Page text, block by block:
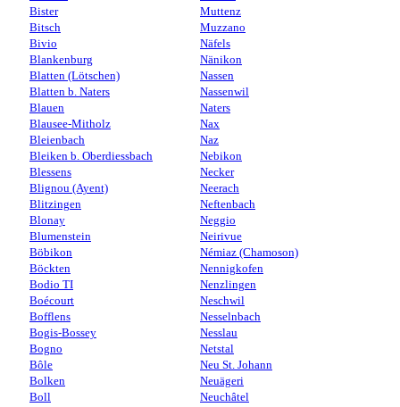
Bister
Bitsch
Bivio
Blankenburg
Blatten (Lötschen)
Blatten b. Naters
Blauen
Blausee-Mitholz
Bleienbach
Bleiken b. Oberdiessbach
Blessens
Blignou (Ayent)
Blitzingen
Blonay
Blumenstein
Böbikon
Böckten
Bodio TI
Boécourt
Bofflens
Bogis-Bossey
Bogno
Bôle
Bolken
Boll
Muttenz
Muzzano
Näfels
Nänikon
Nassen
Nassenwil
Naters
Nax
Naz
Nebikon
Necker
Neerach
Neftenbach
Neggio
Neirivue
Némiaz (Chamoson)
Nennigkofen
Nenzlingen
Neschwil
Nesselnbach
Nesslau
Netstal
Neu St. Johann
Neuägeri
Neuchâtel